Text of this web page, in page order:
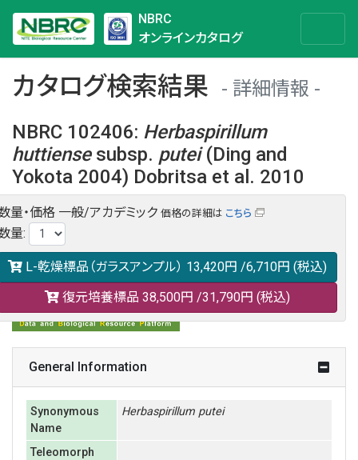
NBRC
オンラインカタログ
カタログ検索結果
詳細情報
NBRC 102406: Herbaspirillum
huttiensesubsp. putei(Ding and
Yokota 2004) Dobritsa et al. 2010
NBRC 102406の情報や関連データは以下のバナー(DBRP)か
らご覧ください。
日本語での検索も可能です。
量・価格 一般/アカデミック 価格の詳細は こちら
量:
L-乾燥標品（ガラスアンプル） 13,420円 /6,710円 (税込)
復元培養標品 38,500円 /31,790円 (税込)
General Information
Synonymous
Name
Herbaspirillum putei
Teleomorph